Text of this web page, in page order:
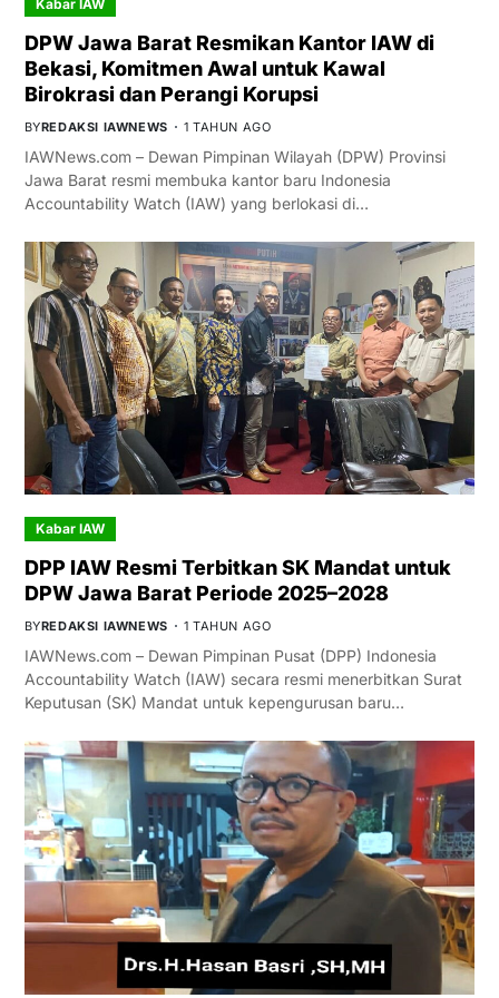
Kabar IAW
DPW Jawa Barat Resmikan Kantor IAW di
Bekasi, Komitmen Awal untuk Kawal
Birokrasi dan Perangi Korupsi
BYREDAKSI IAWNEWS 1 TAHUN AGO
IAWNews.com – Dewan Pimpinan Wilayah (DPW) Provinsi
Jawa Barat resmi membuka kantor baru Indonesia
Accountability Watch (IAW) yang berlokasi di…
Kabar IAW
DPP IAW Resmi Terbitkan SK Mandat untuk
DPW Jawa Barat Periode 2025–2028
BYREDAKSI IAWNEWS 1 TAHUN AGO
IAWNews.com – Dewan Pimpinan Pusat (DPP) Indonesia
Accountability Watch (IAW) secara resmi menerbitkan Surat
Keputusan (SK) Mandat untuk kepengurusan baru…